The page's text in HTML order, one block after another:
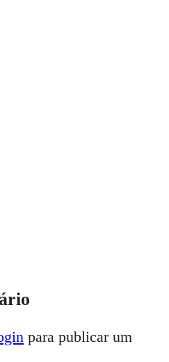
para publicar um